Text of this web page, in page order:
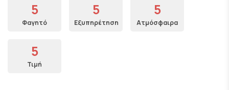
5
Φαγητό
5
Εξυπηρέτηση
5
Ατμόσφαιρα
5
Τιμή